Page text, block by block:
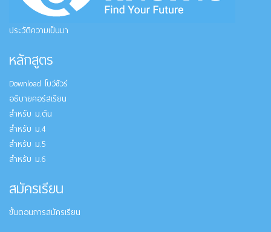
ประวัติความเป็นมา
หลักสูตร
Download โบว์ชัวร์
อธิบายคอร์สเรียน
สำหรับ ม.ต้น
สำหรับ ม.4
สำหรับ ม.5
สำหรับ ม.6
สมัครเรียน
ขั้นตอนการสมัครเรียน